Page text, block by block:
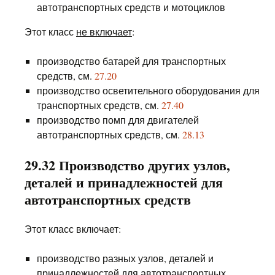
автотранспортных средств и мотоциклов
Этот класс не включает:
производство батарей для транспортных
средств, см. 27.20
производство осветительного оборудования для
транспортных средств, см. 27.40
производство помп для двигателей
автотранспортных средств, см. 28.13
29.32 Производство других узлов,
деталей и принадлежностей для
автотранспортных средств
Этот класс включает:
производство разных узлов, деталей и